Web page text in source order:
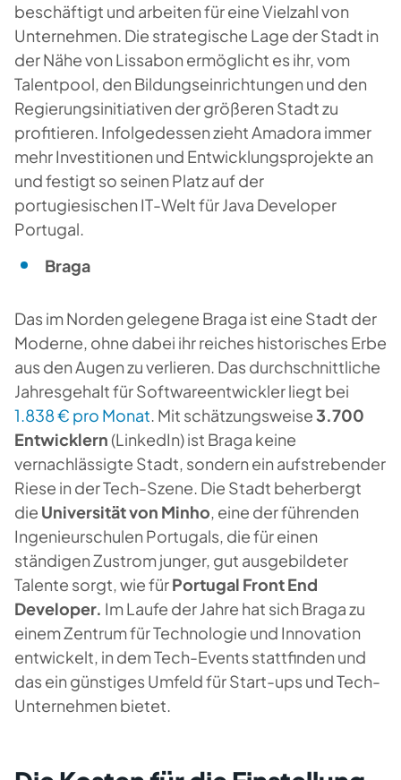
beschäftigt und arbeiten für eine Vielzahl von
Unternehmen. Die strategische Lage der Stadt in
der Nähe von Lissabon ermöglicht es ihr, vom
Talentpool, den Bildungseinrichtungen und den
Regierungsinitiativen der größeren Stadt zu
profitieren. Infolgedessen zieht Amadora immer
mehr Investitionen und Entwicklungsprojekte an
und festigt so seinen Platz auf der
portugiesischen IT-Welt für Java Developer
Portugal.
Braga
Das im Norden gelegene Braga ist eine Stadt der
Moderne, ohne dabei ihr reiches historisches Erbe
aus den Augen zu verlieren. Das durchschnittliche
Jahresgehalt für Softwareentwickler liegt bei
1.838 € pro Monat. Mit schätzungsweise3.700
Entwicklern (LinkedIn) ist Braga keine
vernachlässigte Stadt, sondern ein aufstrebender
Riese in der Tech-Szene. Die Stadt beherbergt
die Universität von Minho, eine der führenden
Ingenieurschulen Portugals, die für einen
ständigen Zustrom junger, gut ausgebildeter
Talente sorgt, wie fürPortugal Front End
Developer. Im Laufe der Jahre hat sich Braga zu
einem Zentrum für Technologie und Innovation
entwickelt, in dem Tech-Events stattfinden und
das ein günstiges Umfeld für Start-ups und Tech-
Unternehmen bietet.